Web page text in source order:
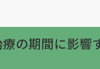
の期間に影響